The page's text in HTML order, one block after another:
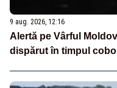
9 aug. 2026, 12:16
Alertă pe Vârful
dispărut în timpul